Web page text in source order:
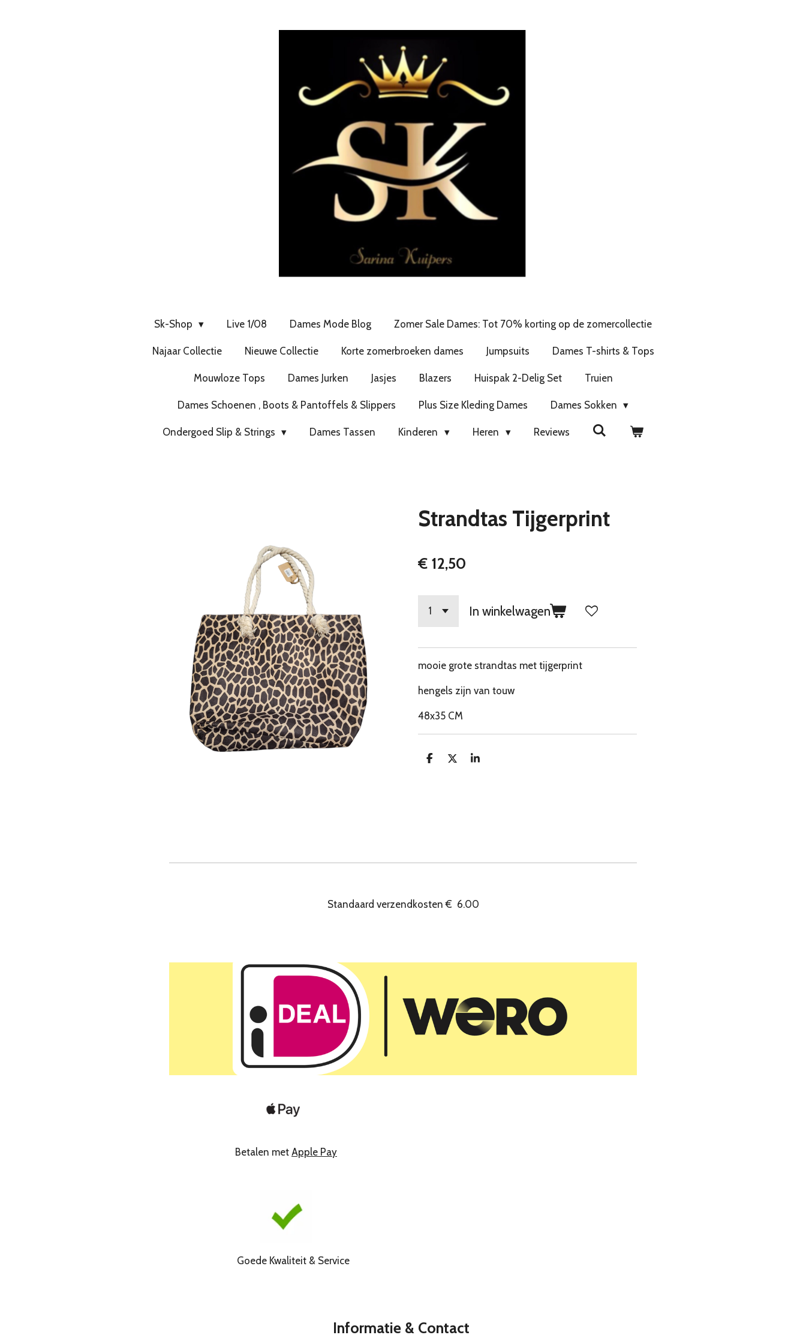
Sk-Shop Live 1/08 Dames Mode Blog Zomer Sale Dames: Tot 70% korting op de zomercollectie
Najaar Collectie Nieuwe Collectie Korte zomerbroeken dames Jumpsuits Dames T-shirts & Tops
Mouwloze Tops Dames Jurken Jasjes Blazers Huispak 2-Delig Set Truien
Dames Schoenen , Boots & Pantoffels & Slippers Plus Size Kleding Dames Dames Sokken
Ondergoed Slip & Strings Dames Tassen Kinderen Heren Reviews
Strandtas Tijgerprint
€ 12,50
In winkelwagen
mooie grote strandtas met tijgerprint
hengels zijn van touw
48x35 CM
D
D
S
Standaard verzendkosten€ 6.00
Betalen met Apple Pay
Goede Kwaliteit & Service
Informatie & Contact